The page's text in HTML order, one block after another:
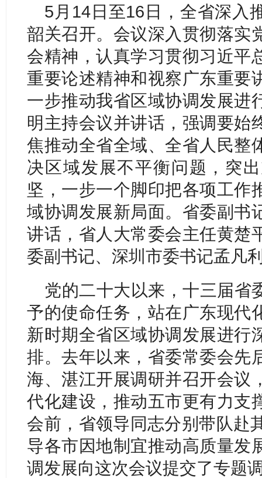
5月14日至16日，全省深入
韶关召开。会议深入贯彻落实
会精神，认真学习贯彻习近平
重要论述精神和视察广东重要
一步推动我省区域协调发展进
明主持会议并讲话，强调要始
焦推动全省全域、全省人民整
决区域发展不平衡问题，突
坚，一步一个脚印把各项工作
域协调发展新局面。省委副书
讲话，省人大常委会主任黄楚
委副书记、深圳市委书记孟凡
党的二十大以来，十三届省
予的使命任务，站在广东现代
新时期全省区域协调发展进行
排。去年以来，省委常委会先
海、湛江开展调研并召开会议
代化建设，推动五市更有力支
会前，省领导同志分别带队赴
导各市因地制宜推动高质量发
调发展向这次会议提交了专题